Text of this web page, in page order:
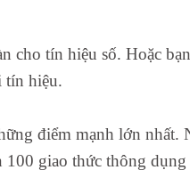
tín hiệu số. Hoặc
tín hiệu.
điểm mạnh lớn nhất.
100 giao thức thông